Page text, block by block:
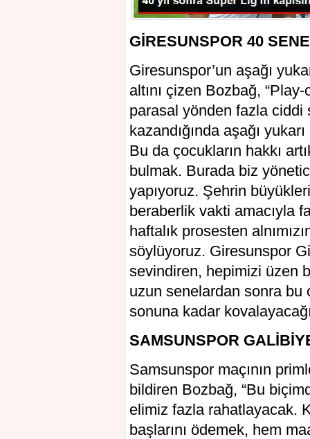
GİRESUNSPOR 40
Giresunspor’un aşağı
altını çizen Bozbağ,
parasal yönden fazla ciddi
kazandığında aşağı
Bu da çocukların hakkı
bulmak. Burada biz
yapıyoruz. Şehrin
beraberlik vakti amacıyla
haftalık prosesten
söylüyoruz. Giresunspor
sevindiren, hepimizi üzen
uzun senelardan sonra bu
sonuna kadar
SAMSUNSPOR
Samsunspor maçının
bildiren Bozbağ, “Bu
elimiz fazla rahatlayacak.
başlarını ödemek, hem